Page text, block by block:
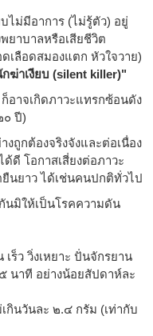
ไม่มีอาการ (ไม่รู้ตัว) อยู่
ยาบาลหรือเสียชีวิต
เลือดสมองแตก หัวใจวาย)
ฆ่าเงียบ (silent killer)"
อาจเกิดภาวะแทรกซ้อนดัง
๐ ปี)
ถูกต้องจริงจังและต่อเนื่อง
ดี โอกาสเสี่ยงต่อภาวะ
นยาว ได้เช่นคนปกติทั่วไป
นมิให้เป็นโรคความดัน
ร็ว วิ่งเหยาะ ปั่นจักรยาน
นาที อย่างน้อยสัปดาห์ละ
กินวันละ ๒.๔ กรัม (เท่ากับ